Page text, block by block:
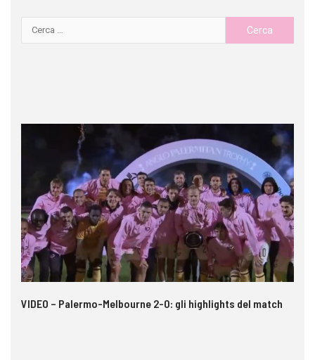
VIDEO – Palermo-Melbourne 2-0: gli highlights del match